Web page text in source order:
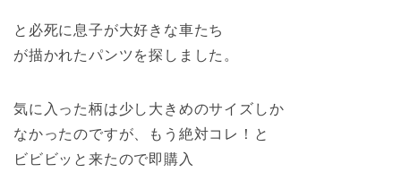
と必死に息子が大好きな車たち
が描かれたパンツを探しました。
気に入った柄は少し大きめのサイズしか
なかったのですが、もう絶対コレ！と
ビビビッと来たので即購入